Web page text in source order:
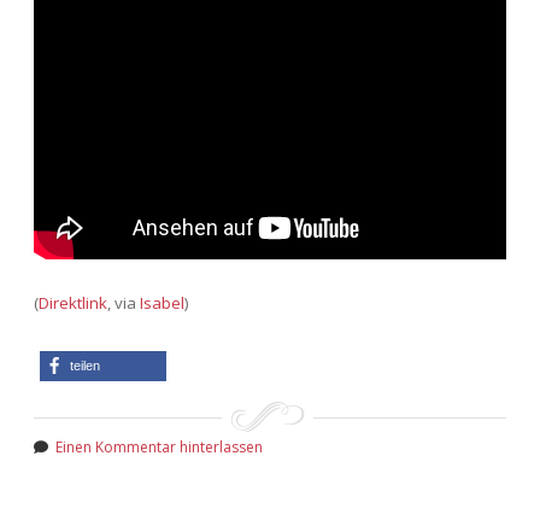
(Direktlink, via Isabel)
teilen
Einen Kommentar hinterlassen